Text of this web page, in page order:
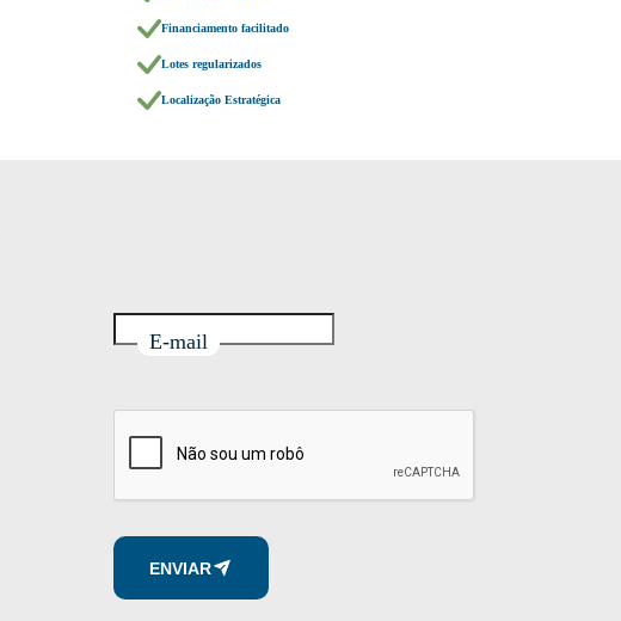
Financiamento facilitado
Lotes regularizados
Localização Estratégica
E-mail
ENVIAR